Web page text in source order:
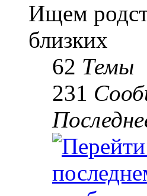
Ищем
близких
62 Темы
231